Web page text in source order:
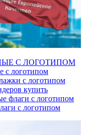
С ЛОГОТИПОМ
с логотипом
с логотипом
купить
флаги с логотипом
с логотипом